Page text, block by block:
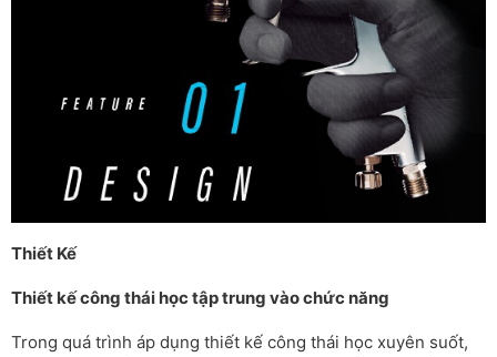
Thiết Kế
Thiết kế công thái học tập trung vào chức năng
Trong quá trình áp dụng thiết kế công thái học xuyên suốt,